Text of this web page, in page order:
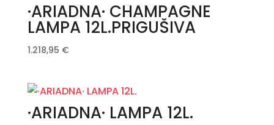
·ARIADNA· CHAMPAGNE
LAMPA 12L.PRIGUŠIVA
1.218,95 €
·ARIADNA· LAMPA 12L.